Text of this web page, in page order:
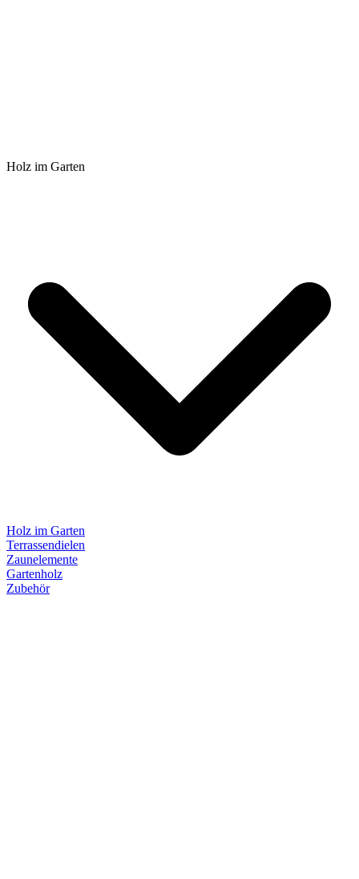
Holz im Garten
Holz im Garten
Terrassendielen
Zaunelemente
Gartenholz
Zubehör